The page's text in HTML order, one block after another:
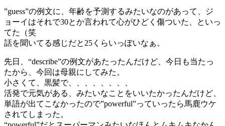
”guess”の例文に、年齢を予測するみたいなのがあって、ジ
ョーイはそれで30とか言われて心がひどく傷ついた、といっ
てた（笑
話を聞いてる感じだと25くらいっぽいなぁ。
先日、“describe”の例文があたったんだけど、今日も当たっ
たから、今回は母親にしてみた。
小さくて、黒髪で、、、、、、、、
活発で元気がある、みたいなことをいいたかったんだけど、
単語が出てこなかったので”powerful”っていったら馬鹿ウケ
されてしまった。